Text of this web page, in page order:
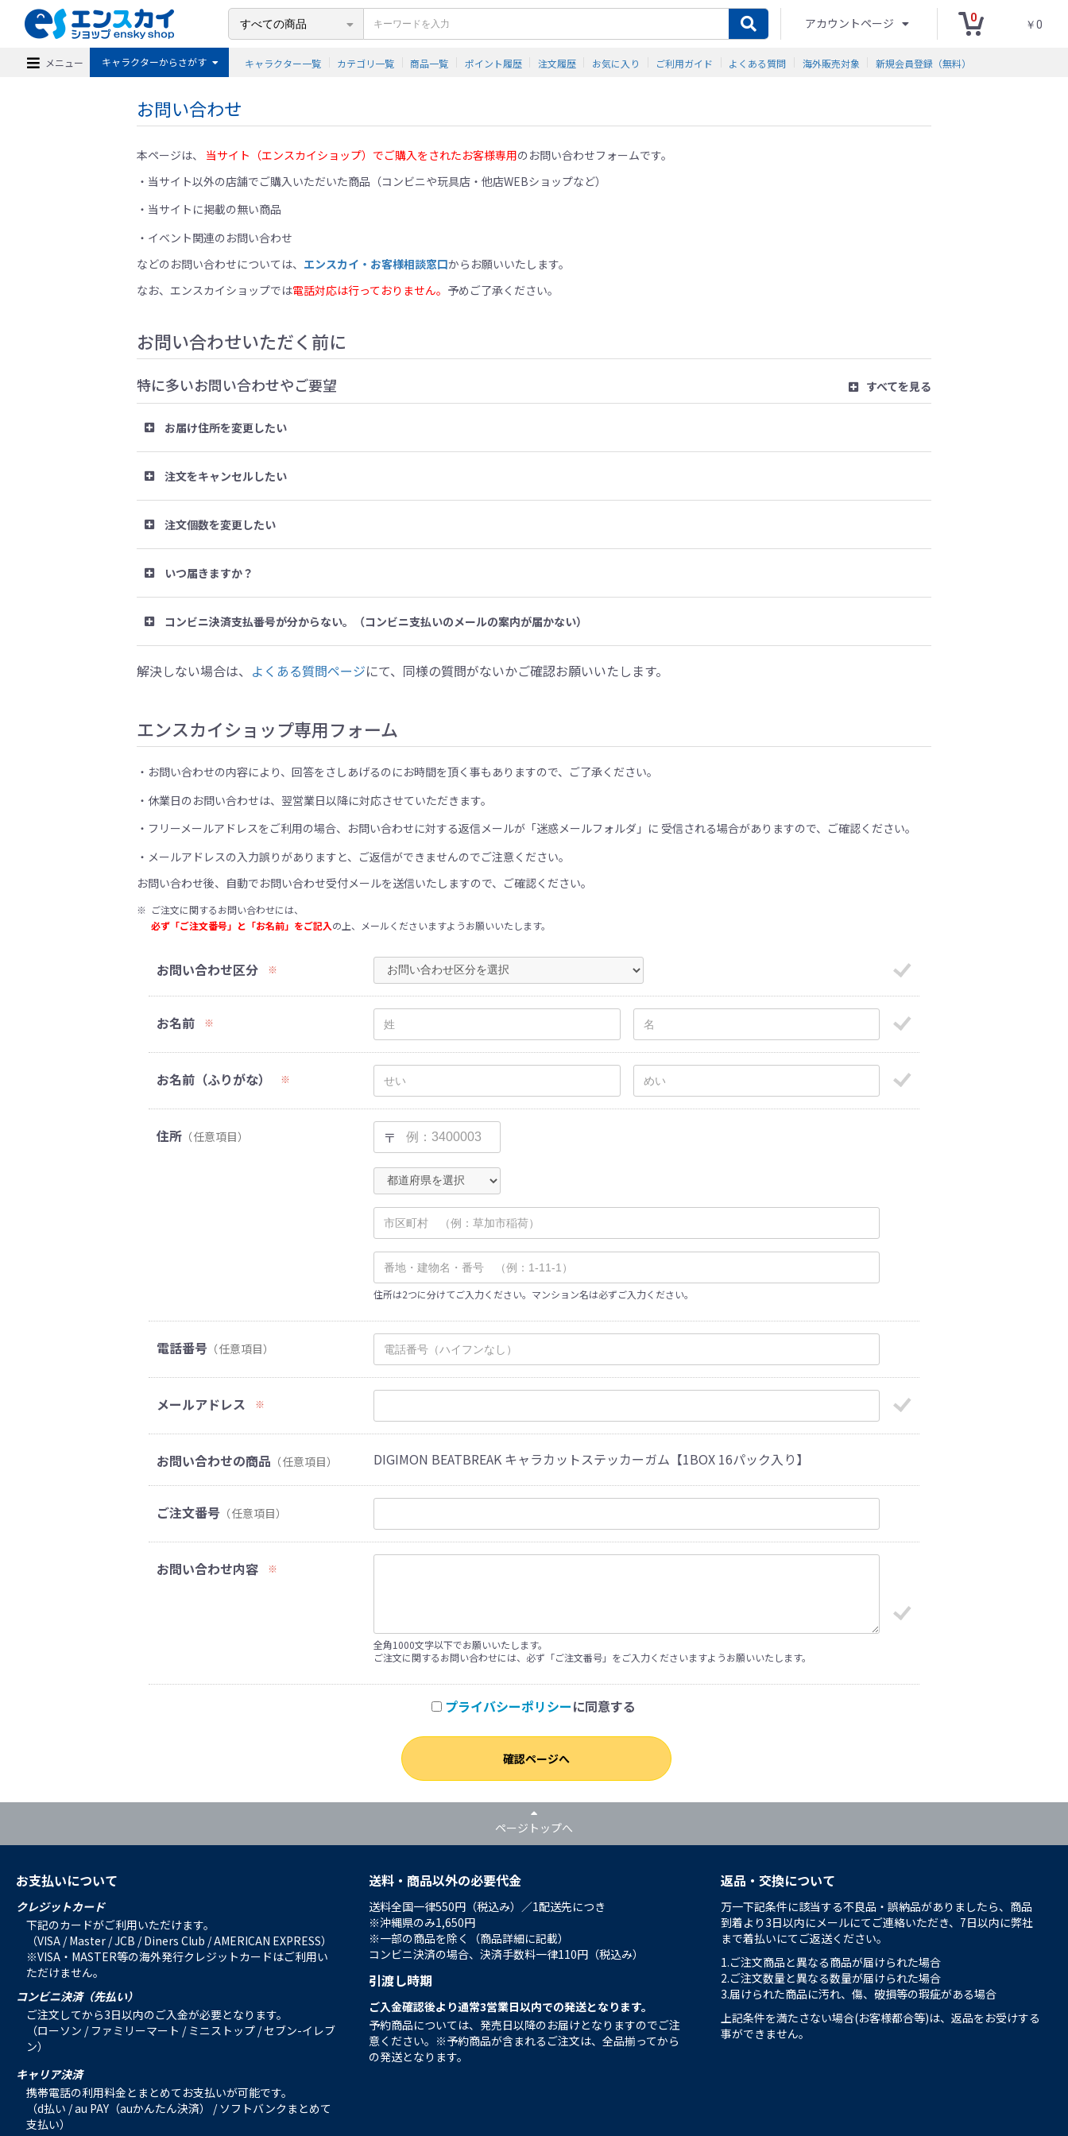
アカウントページ 0
￥0
メニュー キャラクターからさがす キャラクター一覧 カテゴリ一覧 商品一覧 ポイント履歴 注文履歴 お気に入り ご利用ガイド よくある質問 海外販売対象 新規会員登録（無料）
お問い合わせ
本ページは、 当サイト（エンスカイショップ）でご購入をされたお客様専用のお問い合わせフォームです。
当サイト以外の店舗でご購入いただいた商品（コンビニや玩具店・他店WEBショップなど）
当サイトに掲載の無い商品
イベント関連のお問い合わせ
などのお問い合わせについては、 エンスカイ・お客様相談窓口からお願いいたします。
なお、エンスカイショップでは電話対応は行っておりません。 予めご了承ください。
お問い合わせいただく前に
特に多いお問い合わせやご要望 すべてを見る
お届け住所を変更したい
注文をキャンセルしたい
注文個数を変更したい
いつ届きますか？
コンビニ決済支払番号が分からない。（コンビニ支払いのメールの案内が届かない）
解決しない場合は、 よくある質問ページにて、同様の質問がないかご確認お願いいたします。
エンスカイショップ専用フォーム
お問い合わせの内容により、回答をさしあげるのにお時間を頂く事もありますので、ご了承ください。
休業日のお問い合わせは、翌営業日以降に対応させていただきます。
フリーメールアドレスをご利用の場合、お問い合わせに対する返信メールが「迷惑メールフォルダ」に 受信される場合がありますので、ご確認ください。
メールアドレスの入力誤りがありますと、ご返信ができませんのでご注意ください。
お問い合わせ後、自動でお問い合わせ受付メールを送信いたしますので、ご確認ください。
※ ご注文に関するお問い合わせには、
必ず「ご注文番号」と「お名前」をご記入の上、メールくださいますようお願いいたします。
お問い合わせ区分 ※
お名前 ※
お名前（ふりがな） ※
住所 （任意項目） 〒
住所は2つに分けてご入力ください。マンション名は必ずご入力ください。
電話番号 （任意項目）
メールアドレス ※
お問い合わせの商品 （任意項目） DIGIMON BEATBREAK キャラカットステッカーガム【1BOX 16パック入り】
ご注文番号 （任意項目）
お問い合わせ内容 ※
全角1000文字以下でお願いいたします。
ご注文に関するお問い合わせには、必ず「ご注文番号」をご入力くださいますようお願いいたします。
プライバシーポリシーに同意する
確認ページへ
ページトップへ
お支払いについて
クレジットカード
下記のカードがご利用いただけます。
（VISA / Master / JCB / Diners Club / AMERICAN EXPRESS）
※VISA・MASTER等の海外発行クレジットカードはご利用い
ただけません。
コンビニ決済（先払い）
ご注文してから3日以内のご入金が必要となります。
（ローソン / ファミリーマート / ミニストップ / セブン-イレブ
ン）
キャリア決済
携帯電話の利用料金とまとめてお支払いが可能です。
（d払い / au PAY（auかんたん決済） / ソフトバンクまとめて
支払い）
送料・商品以外の必要代金
送料全国一律550円（税込み）／1配送先につき
※沖縄県のみ1,650円
※一部の商品を除く（商品詳細に記載）
コンビニ決済の場合、決済手数料一律110円（税込み）
引渡し時期
ご入金確認後より通常3営業日以内での発送となります。
予約商品については、発売日以降のお届けとなりますのでご注
意ください。※予約商品が含まれるご注文は、全品揃ってから
の発送となります。
返品・交換について
万一下記条件に該当する不良品・誤納品がありましたら、商品
到着より3日以内にメールにてご連絡いただき、7日以内に弊社
まで着払いにてご返送ください。
1.ご注文商品と異なる商品が届けられた場合
2.ご注文数量と異なる数量が届けられた場合
3.届けられた商品に汚れ、傷、破損等の瑕疵がある場合
上記条件を満たさない場合(お客様都合等)は、返品をお受けする
事ができません。